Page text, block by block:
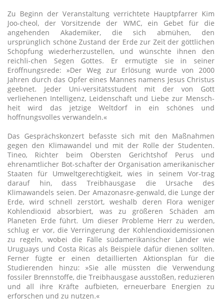
Zu Beginn der Veranstaltung verrichtete Hauptpfarrer Kim
Joo-cheol, der Vorsitzende der WMC, ein Gebet für die
angehenden Akademiker, die sich abmühen, den
ursprünglich schöne Zustand der Erde zur Zeit der göttlichen
Schöpfung wiederherzustellen, und wünschte ihnen den
reichli-chen Segen Gottes. Er ermutigte sie in seiner
Eröffnungsrede: »Der Weg zur Erlösung wurde von 2000
Jahren durch das Opfer eines Mannes namens Jesus Christus
geebnet. Jeder Uni-versitätsstudent mit der von Gott
verliehenen Intelligenz, Leidenschaft und Liebe zur Mensch-
heit wird das jetzige Weltdorf in ein schönes und
hoffnungsvolles verwandeln.«
Das Gesprächskonzert befasste sich mit den Maßnahmen
gegen den Klimawandel und mit der Rolle der Studenten.
Tineo, Richter beim Obersten Gerichtshof Perus und
ehrenamtlicher Bot-schafter der Organisation amerikanischer
Staaten für Umweltgerechtigkeit, wies in seinem Vor-trag
darauf hin, dass Treibhausgase die Ursache des
Klimawandels seien. Der Amazonasre-genwald, die Lunge der
Erde, wird schnell zerstört, weshalb deren Flora weniger
Kohlendioxid absorbiert, was zu größeren Schäden am
Planeten Erde führt. Um dieser Probleme Herr zu werden,
schlug er vor, die Verringerung der Kohlendioxidemissionen
zu regeln, wobei die Fälle südamerikanischer Länder wie
Uruguays und Costa Ricas als Beispiele dafür dienen sollten.
Ferner fügte er einen detaillierten Aktionsplan für die
Studierenden hinzu: »Sie alle müssten die Verwendung
fossiler Brennstoffe, die Treibhausgase ausstoßen, reduzieren
und all ihre Kräfte aufbieten, erneuerbare Energien zu
erforschen und zu nutzen.«